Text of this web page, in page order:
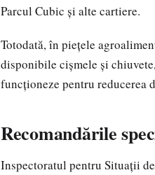
Parcul Cubic și alte cartiere.
Totodată, în piețele
disponibile cișmele și
funcționeze pentru reducerea
Recomandările
Inspectoratul pentru Situații